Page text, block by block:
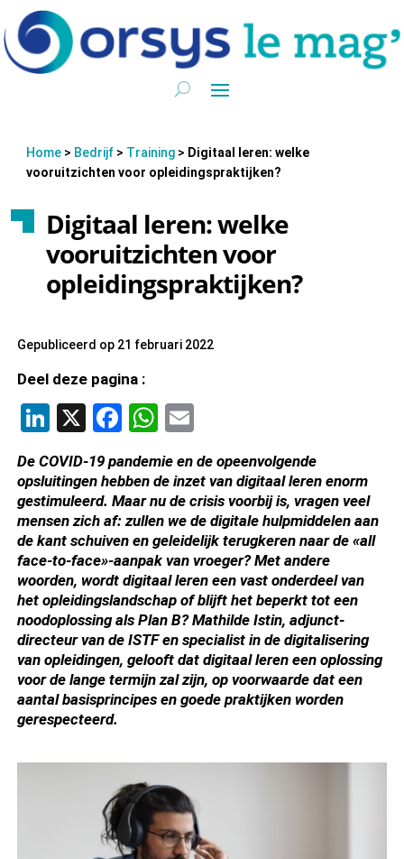
Home> Bedrijf> Training> Digitaal leren: welke
vooruitzichten voor opleidingspraktijken?
Digitaal leren: welke
vooruitzichten voor
opleidingspraktijken?
Gepubliceerd op 21 februari 2022
Deel deze pagina :
LinkedIn
X Facebook
WhatsApp
De COVID-19 pandemie en de opeenvolgende
opsluitingen hebben de inzet van digitaal leren enorm
gestimuleerd. Maar nu de crisis voorbij is, vragen veel
mensen zich af: zullen we de digitale hulpmiddelen aan
de kant schuiven en geleidelijk terugkeren naar de «all
face-to-face»-aanpak van vroeger? Met andere
woorden, wordt digitaal leren een vast onderdeel van
het opleidingslandschap of blijft het beperkt tot een
noodoplossing als Plan B? Mathilde Istin, adjunct-
directeur van de ISTF en specialist in de digitalisering
van opleidingen, gelooft dat digitaal leren een oplossing
voor de lange termijn zal zijn, op voorwaarde dat een
aantal basisprincipes en goede praktijken worden
gerespecteerd.